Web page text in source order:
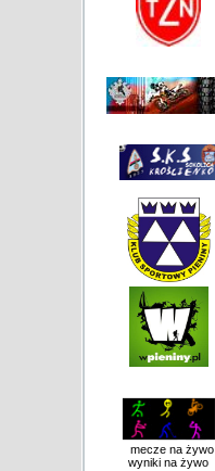
mecze na żywo
wyniki na żywo